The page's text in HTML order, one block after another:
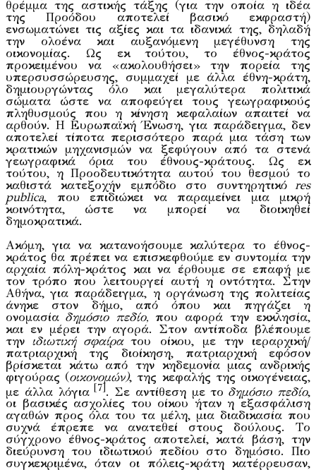
θρέμμα της αστικής τάξης (για την οποία η ιδέα
της Προόδου αποτελεί βασικό εκφραστή)
ενσωματώνει τις αξίες και τα ιδανικά της, δηλαδή
την ολοένα και αυξανόμενη μεγέθυνση της
οικονομίας. Ως εκ τούτου, το έθνος-κράτος
προκειμένου να «ακολουθήσει» την πορεία της
υπερσυσσώρευσης, συμμαχεί με άλλα έθνη-κράτη,
δημιουργώντας όλο και μεγαλύτερα πολιτικά
σώματα ώστε να αποφεύγει τους γεωγραφικούς
πληθυσμούς που η κίνηση κεφαλαίων απαιτεί να
αρθούν. Η Ευρωπαϊκή Ένωση, για παράδειγμα, δεν
αποτελεί τίποτα περισσότερο παρά μια τάση των
κρατικών μηχανισμών να ξεφύγουν από τα στενά
γεωγραφικά όρια του έθνους-κράτους. Ως εκ
τούτου, η Προοδευτικότητα αυτού του θεσμού το
καθιστά κατεξοχήν εμπόδιο στο συντηρητικό res
publica, που επιδιώκει να παραμείνει μια μικρή
κοινότητα, ώστε να μπορεί να διοικηθεί
δημοκρατικά.
Ακόμη, για να κατανοήσουμε καλύτερα το έθνος-
κράτος θα πρέπει να επισκεφθούμε εν συντομία την
αρχαία πόλη-κράτος και να έρθουμε σε επαφή με
τον τρόπο που λειτουργεί αυτή η οντότητα. Στην
Αθήνα, για παράδειγμα, η οργάνωση της πολιτείας
άνηκε στον δήμο, από όπου και πηγάζει η
ονομασία δημόσιο πεδίο, που αφορά την εκκλησία,
και εν μέρει την αγορά. Στον αντίποδα βλέπουμε
την ιδιωτική σφαίρατου οίκου, με την ιεραρχική/
πατριαρχική της διοίκηση, πατριαρχική εφόσον
βρίσκεται κάτω από την κηδεμονία μιας ανδρικής
φιγούρας (οικονομών), της κεφαλής της οικογένειας,
με άλλα λόγια [7]. Σε αντίθεση με το δημόσιο πεδίο,
οι βασικές ασχολίες του οίκου ήταν η εξασφάλιση
αγαθών προς όλα του τα μέλη, μια διαδικασία που
συχνά έπρεπε να ανατεθεί στους δούλους. Το
σύγχρονο έθνος-κράτος αποτελεί, κατά βάση, την
διεύρυνση του ιδιωτικού πεδίου στο δημόσιο. Πιο
συγκεκριμένα, όταν οι πόλεις-κράτη κατέρρευσαν,